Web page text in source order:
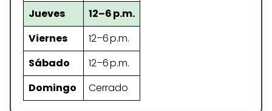
Jueves
12–6 p.m.
Viernes
12–6 p.m.
Sábado
12–6 p.m.
Domingo
Cerrado